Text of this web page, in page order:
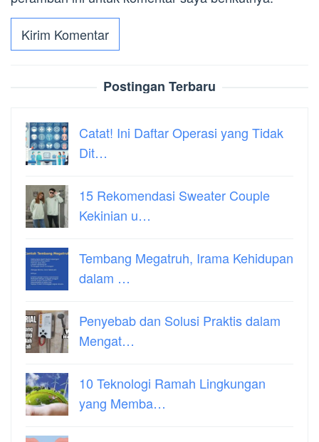
Postingan Terbaru
Catat! Ini Daftar Operasi yang Tidak
Dit…
15 Rekomendasi Sweater Couple
Kekinian u…
Tembang Megatruh, Irama Kehidupan
dalam …
Penyebab dan Solusi Praktis dalam
Mengat…
10 Teknologi Ramah Lingkungan
yang Memba…